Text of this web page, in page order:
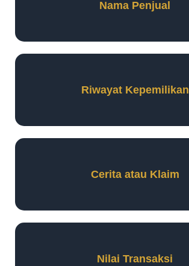
Nama Penjual
Riwayat Kepemilikan
Cerita atau Klaim
Nilai Transaksi